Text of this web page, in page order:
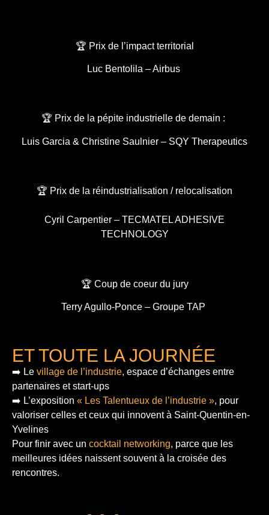
🏆 Prix de l’impact territorial
Luc Bentolila – Airbus
🏆 Prix de la pépite industrielle de demain :
Luis Garcia & Christine Saulnier – SQY Therapeutics
🏆 Prix de la réindustrialisation / relocalisation
Cyril Carpentier – TECMATEL ADHESIVE
TECHNOLOGY
🏆 Coup de coeur du jury
Terry Agullo-Ponce – Groupe TAP
ET TOUTE LA JOURNÉE
➡️ Le village de l’industrie, espace d’échanges entre
partenaires et start-ups
➡️ L’exposition « Les Talentueux de l’industrie », pour
valoriser celles et ceux qui innovent à Saint-Quentin-en-
Yvelines
Pour finir avec un cocktail networking, parce que les
meilleures idées naissent souvent à la croisée des
rencontres.